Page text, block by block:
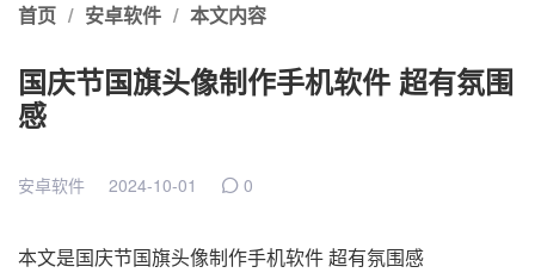
首页 / 安卓软件 / 本文内容
国庆节国旗头像制作手机软件 超有氛围
感
安卓软件 2024-10-01 0
本文是国庆节国旗头像制作手机软件 超有氛围感